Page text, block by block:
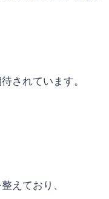
されています。
えており、